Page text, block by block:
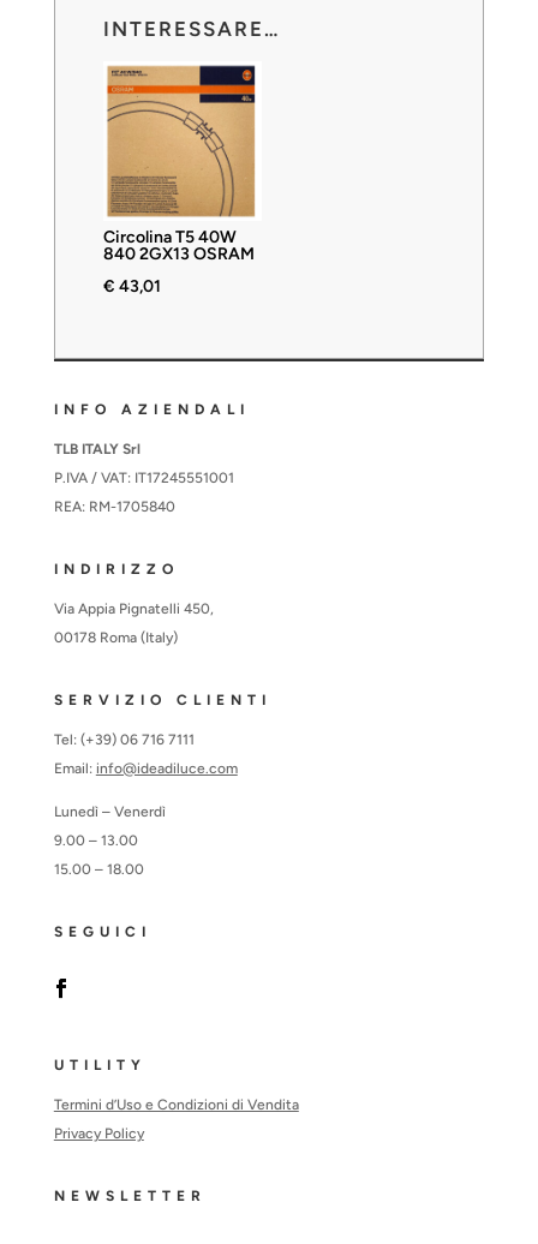
INTERESSARE…
Circolina T5 40W
840 2GX13 OSRAM
€ 43,01
INFO AZIENDALI
TLB ITALY Srl
P.IVA / VAT: IT17245551001
REA: RM-1705840
INDIRIZZO
Via Appia Pignatelli 450,
00178 Roma (Italy)
SERVIZIO CLIENTI
Tel: (+39) 06 716 7111
Email: info@ideadiluce.com
Lunedì – Venerdì
9.00 – 13.00
15.00 – 18.00
SEGUICI
UTILITY
Termini d’Uso e Condizioni di Vendita
Privacy Policy
NEWSLETTER